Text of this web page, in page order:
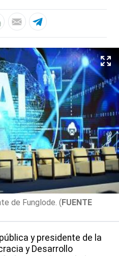
de Funglode. (FUENTE
y presidente de la
y Desarrollo